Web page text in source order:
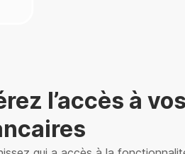
l’accès à